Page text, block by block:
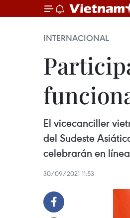
INTERNACIONAL
El vicecanciller
del Sudeste
celebrarán en
30/09/2021 11:53